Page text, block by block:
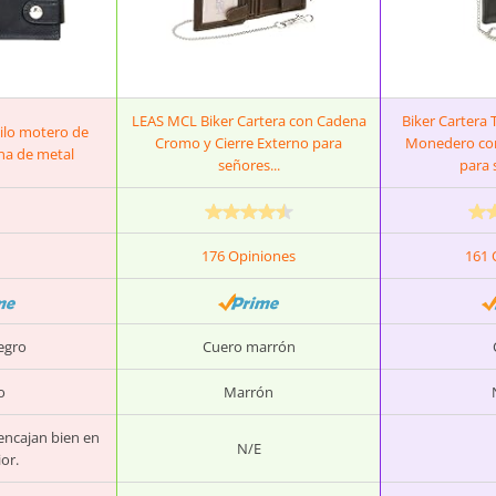
motero de
de metal
LEAS MCL Biker Cartera con Cadena
Cromo y Cierre Externo para
señores...
Biker Cartera
Monedero
para
176 Opiniones 161
Cuero marrón
Marrón
bien en
N/E